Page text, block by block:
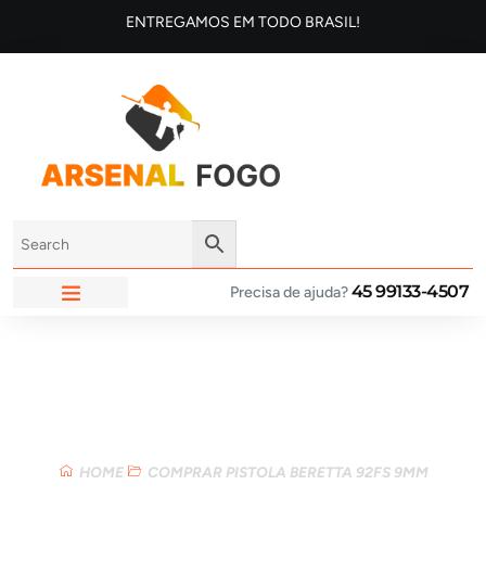
ENTREGAMOS EM TODO BRASIL!
Precisa de ajuda?45 99133-4507
HOME COMPRAR PISTOLA BERETTA 92FS 9MM